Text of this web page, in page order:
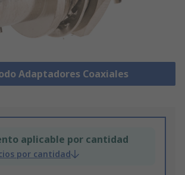
Adaptadores Coaxiales
aplicable por cantidad
por cantidad